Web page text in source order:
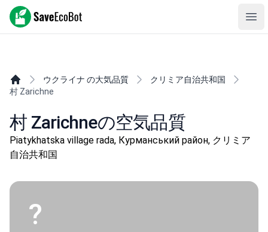
SaveEcoBot
ウクライナ の大気品質
クリミア自治共和国
村 Zarichne
村 Zarichneの空気品質
Piatykhatska village rada, Курманський район, クリミア
自治共和国
?